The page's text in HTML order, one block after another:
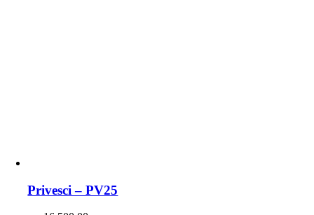
Privesci – PV25